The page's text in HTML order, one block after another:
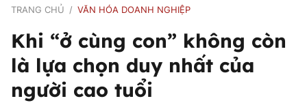
TRANG CHỦ VĂN HÓA DOANH NGHIỆP
Khi “ở cùng con” không còn
là lựa chọn duy nhất của
người cao tuổi